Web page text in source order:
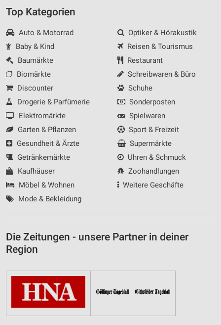
Top Kategorien
Auto & Motorrad
Baby & Kind
Baumärkte
Biomärkte
Discounter
Drogerie & Parfümerie
Elektromärkte
Garten & Pflanzen
Gesundheit & Ärzte
Getränkemärkte
Kaufhäuser
Möbel & Wohnen
Mode & Bekleidung
Optiker & Hörakustik
Reisen & Tourismus
Restaurant
Schreibwaren & Büro
Schuhe
Sonderposten
Spielwaren
Sport & Freizeit
Supermärkte
Uhren & Schmuck
Zoohandlungen
Weitere Geschäfte
Die Zeitungen - unsere Partner in deiner
Region